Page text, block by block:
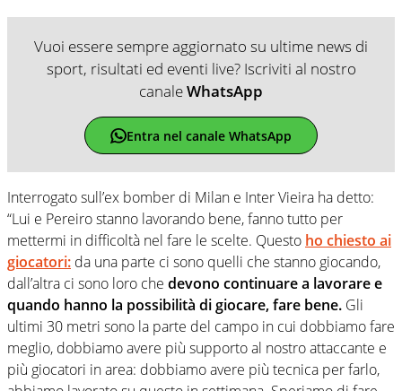
Vuoi essere sempre aggiornato su ultime news di
sport, risultati ed eventi live? Iscriviti al nostro
canaleWhatsApp
Entra nel canale WhatsApp
Interrogato sull’ex bomber di Milan e Inter Vieira ha detto:
“Lui e Pereiro stanno lavorando bene, fanno tutto per
mettermi in difficoltà nel fare le scelte. Questo ho chiesto ai
giocatori: da una parte ci sono quelli che stanno giocando,
dall’altra ci sono loro che devono continuare a lavorare e
quando hanno la possibilità di giocare, fare bene. Gli
ultimi 30 metri sono la parte del campo in cui dobbiamo fare
meglio, dobbiamo avere più supporto al nostro attaccante e
più giocatori in area: dobbiamo avere più tecnica per farlo,